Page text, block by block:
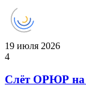
19 июля 2026
4
Слёт ОРЮР на